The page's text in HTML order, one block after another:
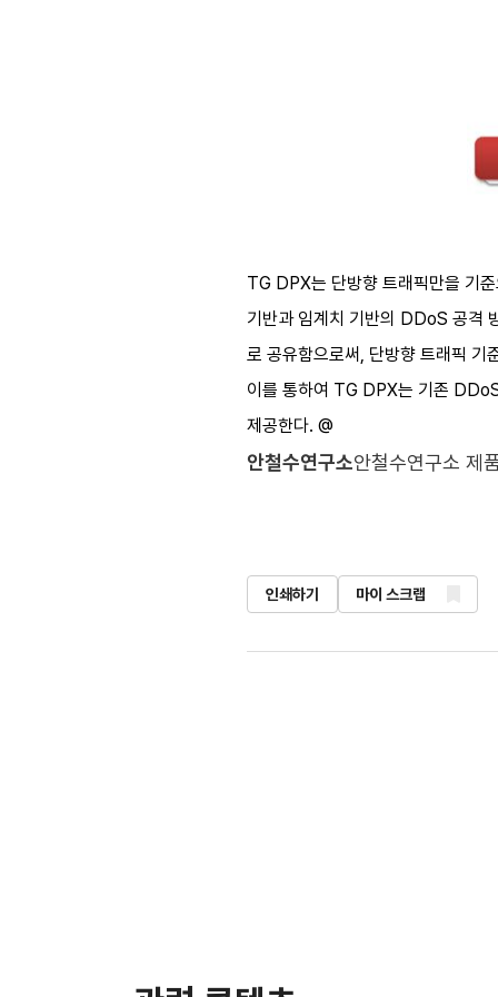
TG DPX는 단방향 트래픽만을 기
기반과 임계치 기반의 DDoS 공격
로 공유함으로써, 단방향 트래픽 기
이를 통하여 TG DPX는 기존
제공한다. @
안철수연구소안철수연구소 제
인쇄하기 마이 스크랩